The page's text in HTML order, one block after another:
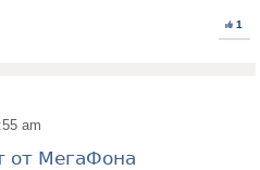
1
am
от МегаФона